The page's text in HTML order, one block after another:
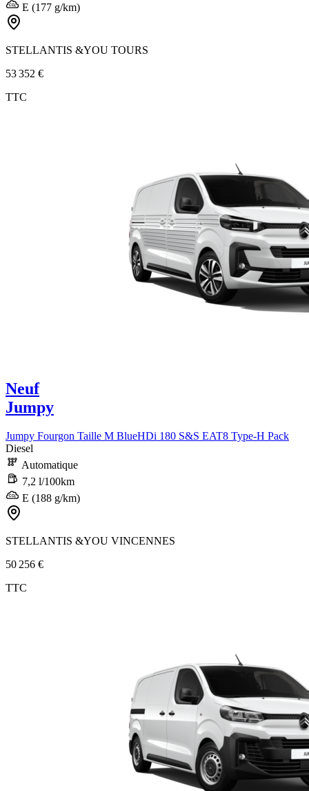
E (177 g/km)
STELLANTIS &YOU TOURS
53 352 €
TTC
Neuf
Jumpy
Jumpy Fourgon Taille M BlueHDi 180 S&S EAT8 Type-H Pack
Diesel
Automatique
7,2 l/100km
E (188 g/km)
STELLANTIS &YOU VINCENNES
50 256 €
TTC